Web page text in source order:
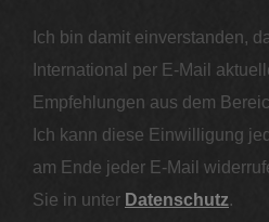
Ich bin damit einverstanden,
International per E-Mail
Empfehlungen aus dem
Ich kann diese Einwilligung
am Ende jeder E-Mail
Sie in unter Datenschutz.